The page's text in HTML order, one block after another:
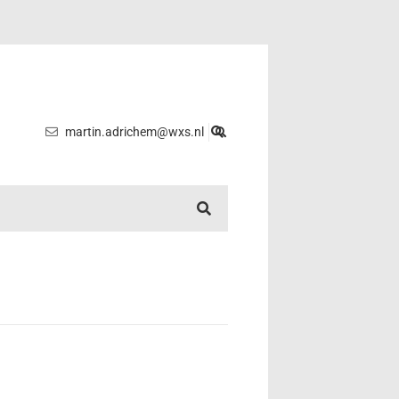
martin.adrichem@wxs.nl